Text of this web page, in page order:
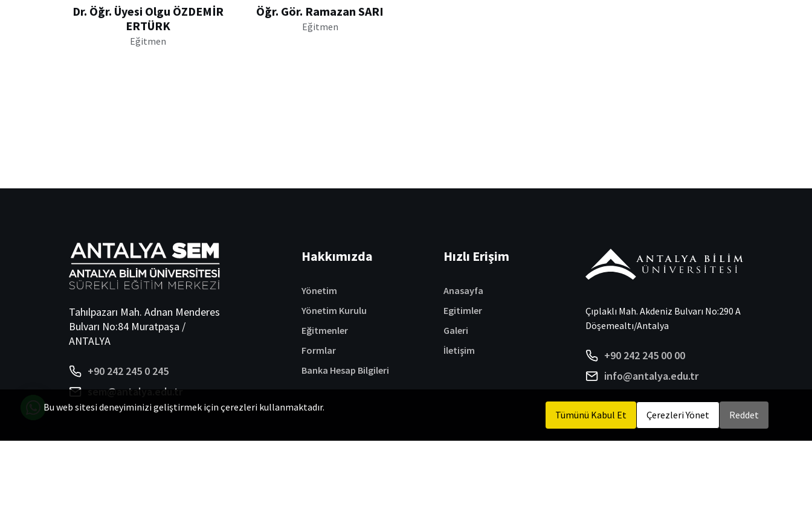
Dr. Öğr. Üyesi Olgu ÖZDEMİR
ERTÜRK
Eğitmen
Öğr. Gör. Ramazan SARI
Eğitmen
Bu web sitesi deneyiminizi geliştirmek için çerezleri kullanmaktadır.
Tümünü Kabul Et Çerezleri Yönet Reddet
Tahılpazarı Mah. Adnan Menderes
Bulvarı No:84 Muratpaşa /
ANTALYA
+90 242 245 0 245
sem@antalya.edu.tr
Hakkımızda
Yönetim
Yönetim Kurulu
Eğitmenler
Formlar
Banka Hesap Bilgileri
Hızlı Erişim
Anasayfa
Egitimler
Galeri
İletişim
Çıplaklı Mah. Akdeniz Bulvarı No:290 A
Döşemealtı/Antalya
+90 242 245 00 00
info@antalya.edu.tr